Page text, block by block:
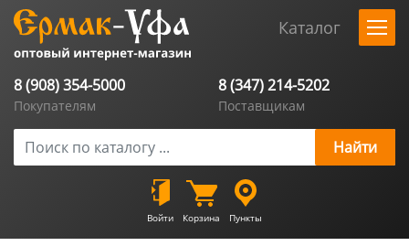
Каталог
8 (908) 354-5000
Покупателям
8 (347) 214-5202
Поставщикам
Войти Корзина Пункты